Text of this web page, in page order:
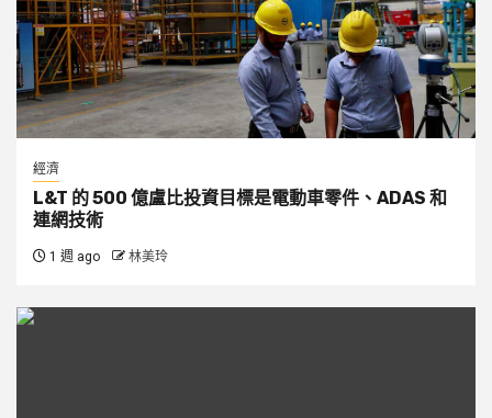
經濟
L&T 的 500 億盧比投資目標是電動車零件、ADAS 和
連網技術
1 週 ago 林美玲